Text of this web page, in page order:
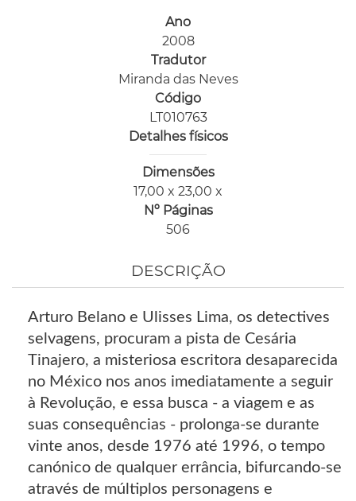
Ano
2008
Tradutor
Miranda das Neves
Código
LT010763
Detalhes físicos
Dimensões
17,00 x 23,00 x
Nº Páginas
506
DESCRIÇÃO
Arturo Belano e Ulisses Lima, os detectives
selvagens, procuram a pista de Cesária
Tinajero, a misteriosa escritora desaparecida
no México nos anos imediatamente a seguir
à Revolução, e essa busca - a viagem e as
suas consequências - prolonga-se durante
vinte anos, desde 1976 até 1996, o tempo
canónico de qualquer errância, bifurcando-se
através de múltiplos personagens e